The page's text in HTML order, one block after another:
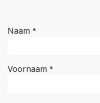
Naam *
Voornaam *